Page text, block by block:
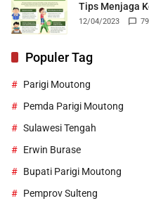
Tips Menjaga
12/04/2023 79
Populer Tag
Parigi Moutong
Pemda Parigi Moutong
Sulawesi Tengah
Erwin Burase
Bupati Parigi Moutong
Pemprov Sulteng